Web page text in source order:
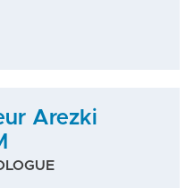
Arezki